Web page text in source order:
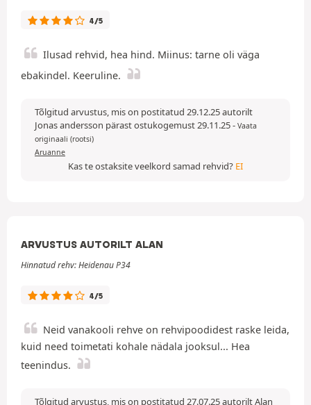
4/5
Ilusad rehvid, hea hind. Miinus: tarne oli väga
ebakindel. Keeruline.
Tõlgitud arvustus, mis on postitatud 29.12.25 autorilt
Jonas andersson pärast ostukogemust 29.11.25- Vaata
originaali (rootsi)
Aruanne
Kas te ostaksite veelkord samad rehvid? EI
ARVUSTUS AUTORILT ALAN
Hinnatud rehv: Heidenau P34
4/5
Neid vanakooli rehve on rehvipoodidest raske leida,
kuid need toimetati kohale nädala jooksul... Hea
teenindus.
Tõlgitud arvustus, mis on postitatud 27.07.25 autorilt Alan